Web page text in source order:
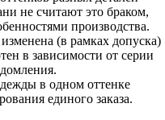
не считают это браком,
производства.
(в рамках допуска)
в зависимости от серии
в одном оттенке
единого заказа.